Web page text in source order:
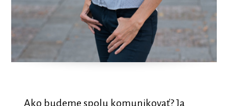
Ako budeme spolu komunikovať? Ja